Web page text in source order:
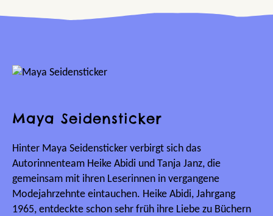
Maya Seidensticker
Hinter Maya Seidensticker verbirgt sich das
Autorinnenteam Heike Abidi und Tanja Janz, die
gemeinsam mit ihren Leserinnen in vergangene
Modejahrzehnte eintauchen. Heike Abidi, Jahrgang
1965, entdeckte schon sehr früh ihre Liebe zu Büchern